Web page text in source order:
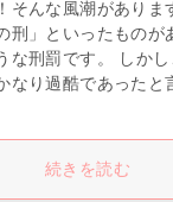
そんな風潮がありま
刑」といったものが
な刑罰です。 しか
なり過酷であったと
続きを読む